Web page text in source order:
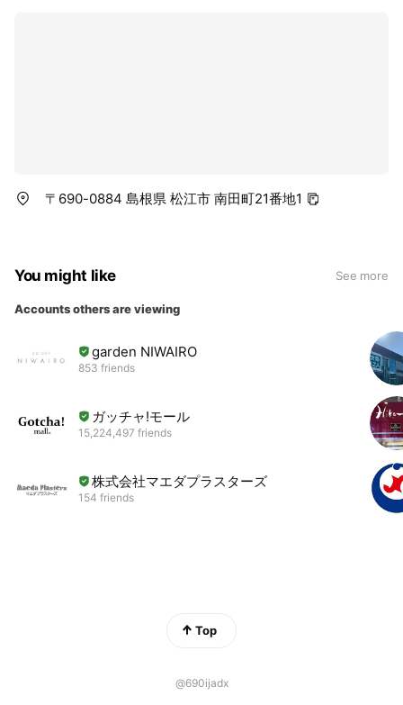
〒690-0884 島根県 松江市 南田町21番地1
You might like See more
Accounts others are viewing
garden NIWAIRO
853 friends
ガッチャ!モール
15,224,497 friends
株式会社マエダプラスターズ
154 friends
Top
@690ijadx